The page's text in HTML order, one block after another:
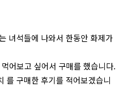
녀석들에 나와서 한동안 화제가
어보고 싶어서 구매를 했습니다.
를 구매한 후기를 적어보겠습니